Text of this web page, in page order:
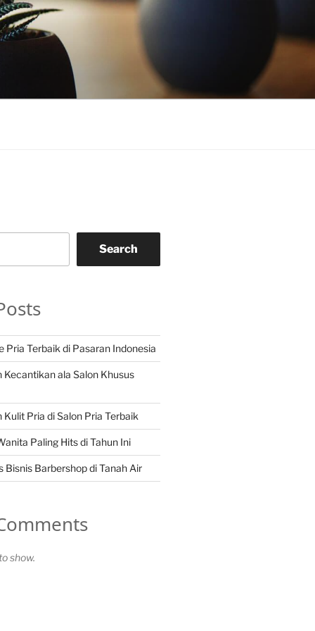
Search
Pria Terbaik di Pasaran Indonesia
Kecantikan ala Salon Khusus
Pria di Salon Pria Terbaik
Paling Hits di Tahun Ini
Bisnis Barbershop di Tanah Air
show.